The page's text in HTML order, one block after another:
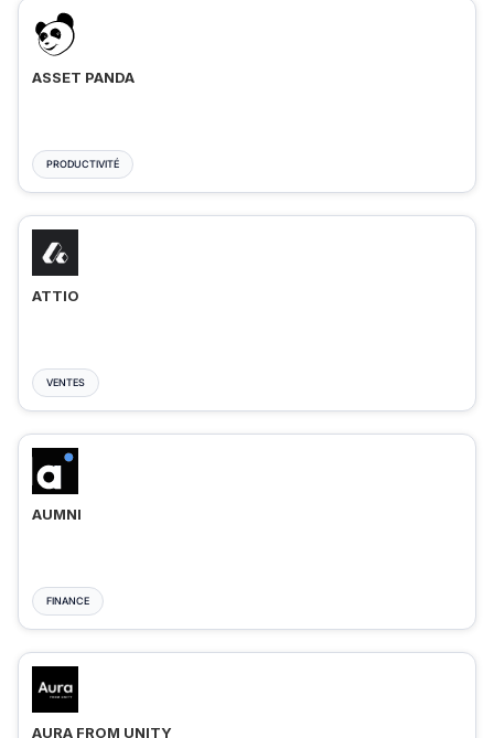
ASSET PANDA
PRODUCTIVITÉ
ATTIO
VENTES
AUMNI
FINANCE
AURA FROM UNITY